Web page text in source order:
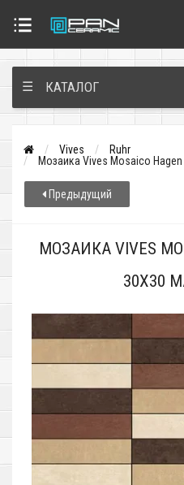
☰ КАТАЛОГ
Vives
Ruhr
Мозаика Vives Mosaico
Предыдущий
МОЗАИКА VIVES
30X30